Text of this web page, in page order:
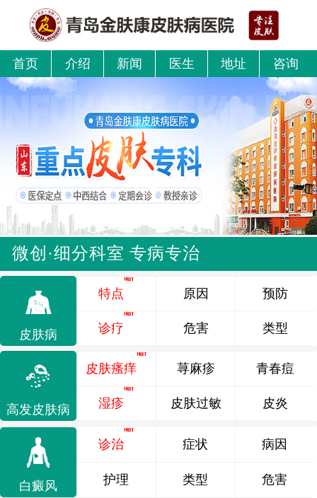
首页 介绍 新闻 医生 地址 咨询
微创·细分科室 专病专治
皮肤病
特点
诊疗
原因
危害
预防
类型
高发皮肤病
皮肤瘙痒
湿疹
荨麻疹
皮肤过敏
青春痘
皮炎
白癜风
诊治 症状 病因
护理 类型 危害